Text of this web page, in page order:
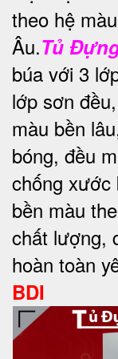
theo hệ
Âu.Tủ
búa với 3
lớp sơn
màu bền
bóng, đều
chống xước
bền màu
chất lượng,
hoàn toàn
BDI